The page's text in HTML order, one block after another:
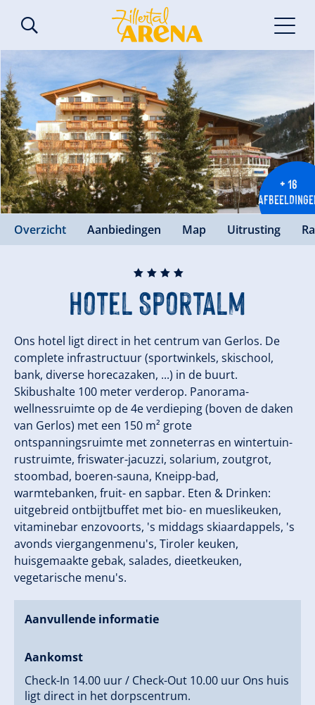
+ 16
Overzicht Aanbiedingen Map Uitrusting
🞙 🞙 🞙 🞙
Hotel Sportalm
Ons hotel ligt direct in het centrum van Gerlos. De
complete infrastructuur (sportwinkels, skischool,
bank, diverse horecazaken, ...) in de buurt.
Skibushalte 100 meter verderop. Panorama-
wellnessruimte op de 4e verdieping (boven de daken
van Gerlos) met een 150 m² grote
ontspanningsruimte met zonneterras en wintertuin-
rustruimte, friswater-jacuzzi, solarium, zoutgrot,
stoombad, boeren-sauna, Kneipp-bad,
warmtebanken, fruit- en sapbar. Eten & Drinken:
uitgebreid ontbijtbuffet met bio- en mueslikeuken,
vitaminebar enzovoorts, 's middags skiaardappels, 's
avonds viergangenmenu's, Tiroler keuken,
huisgemaakte gebak, salades, dieetkeuken,
vegetarische menu's.
Aanvullende informatie
Aankomst
Check-In 14.00 uur / Check-Out 10.00 uur Ons huis
ligt direct in het dorpscentrum.